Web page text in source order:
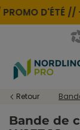
D'ÉTÉ // -
Retour
Bande de